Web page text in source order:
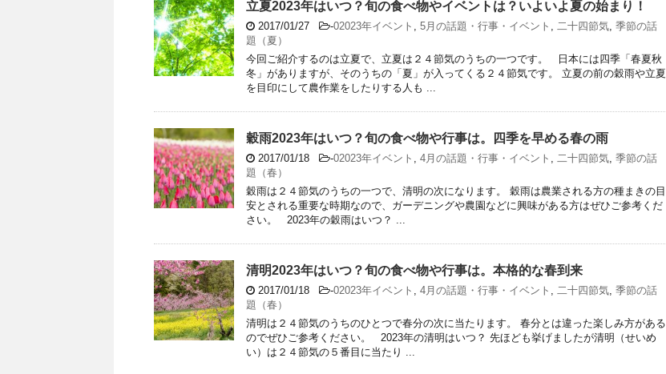
立夏2023年はいつ？旬の食べ物やイベントは？いよいよ夏の始まり！
2017/01/27 -02023年イベント , 5月の話題・行事・イベント , 二十四節気, 季節の話
題（夏）
今回ご紹介するのは立夏で、立夏は２４節気のうちの一つです。 日本には四季「春夏秋
冬」がありますが、そのうちの「夏」が入ってくる２４節気です。 立夏の前の穀雨や立夏
を目印にして農作業をしたりする人も ...
穀雨2023年はいつ？旬の食べ物や行事は。四季を早める春の雨
2017/01/18 -02023年イベント , 4月の話題・行事・イベント , 二十四節気, 季節の話
題（春）
穀雨は２４節気のうちの一つで、清明の次になります。 穀雨は農業される方の種まきの目
安とされる重要な時期なので、ガーデニングや農園などに興味がある方はぜひご参考くだ
さい。 2023年の穀雨はいつ？ ...
清明2023年はいつ？旬の食べ物や行事は。本格的な春到来
2017/01/18 -02023年イベント , 4月の話題・行事・イベント , 二十四節気, 季節の話
題（春）
清明は２４節気のうちのひとつで春分の次に当たります。 春分とは違った楽しみ方がある
のでぜひご参考ください。 2023年の清明はいつ？ 先ほども挙げましたが清明（せいめ
い）は２４節気の５番目に当たり ...